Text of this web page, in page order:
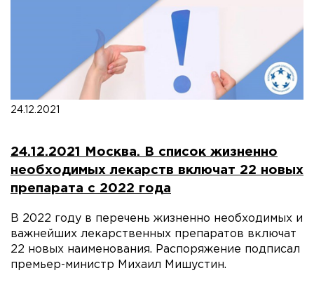
24.12.2021
24.12.2021 Москва. В список жизненно
необходимых лекарств включат 22 новых
препарата с 2022 года
В 2022 году в перечень жизненно необходимых и
важнейших лекарственных препаратов включат
22 новых наименования. Распоряжение подписал
премьер-министр Михаил Мишустин.